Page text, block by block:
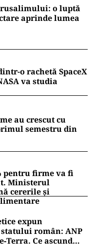
o luptă
aprinde lumea
o rachetă SpaceX
va studia
au crescut cu
semestru din
pentru firme va fi
Ministerul
cererile și
expun
român: ANP
Ce ascund